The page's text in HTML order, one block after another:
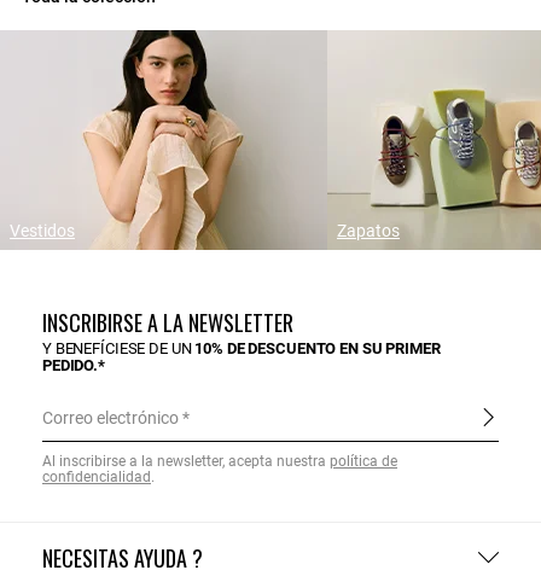
Vestidos Zapatos
NECESITAS AYUDA ?
INSCRIBIRSE A LA NEWSLETTER
Y BENEFÍCIESE DE UN 10% DE DESCUENTO EN SU PRIMER
PEDIDO.*
Correo electrónico
Al inscribirse a la newsletter, acepta nuestra política de
confidencialidad .